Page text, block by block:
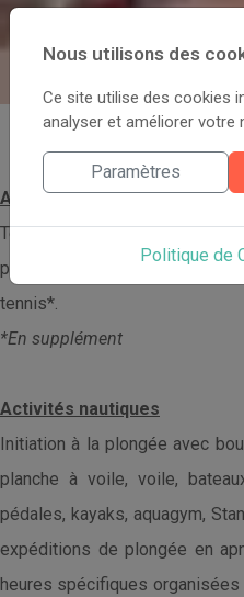
Activités terrestres
Tennis, tennis de table,
pétanque, vélo tout-
tennis*.
*En supplément
Activités nautiques
Initiation à la plongée avec
planche à voile, voile,
pédales, kayaks, aquagym,
expéditions de plongée en
heures spécifiques
Nous utilisons des
Ce site utilise des cookies
analyser et améliorer votre
Paramètres
Politique de